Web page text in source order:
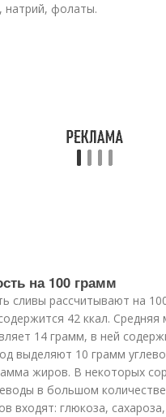
натрий, фолаты.
на 100 грамм
сливы рассчитывают на
42 ккал. Средняя
14 грамм, в ней
выделяют 10 грамм
жиров. В некоторых
в большом
входят: глюкоза,